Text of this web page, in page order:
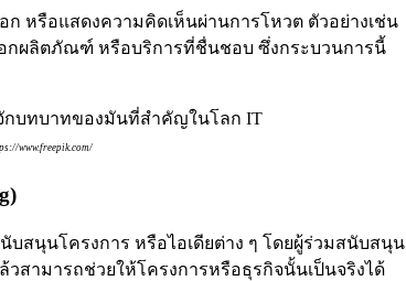
หรือแสดงความคิดเห็นผ่านการโหวต ตัวอย่างเช่น
กผลิตภัณฑ์ หรือบริการที่ชื่นชอบ ซึ่งกระบวนการนี้
www.freepik.com/
สนุนโครงการ หรือไอเดียต่าง ๆ โดยผู้ร่วมสนับสนุน
สามารถช่วยให้โครงการหรือธุรกิจนั้นเป็นจริงได้